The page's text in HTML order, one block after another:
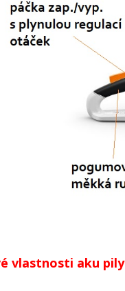
vlastnosti aku pily